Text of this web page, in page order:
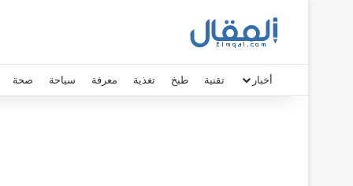
أخبار تقنية طبخ تغذية معرفة سياحة صحة